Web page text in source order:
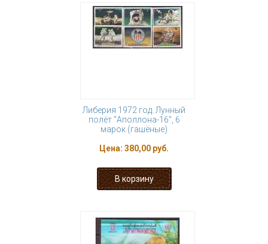
Либерия 1972 год. Лунный
полёт "Аполлона-16", 6
марок (гашёные)
Цена: 380,00 руб.